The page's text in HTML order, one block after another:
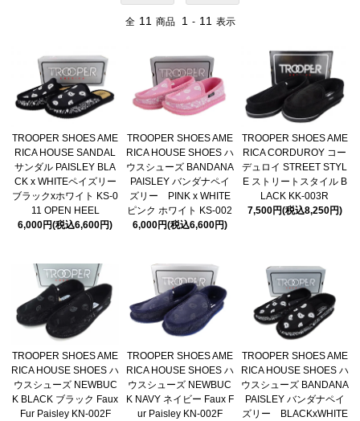
全 11 商品 1 - 11 表示
TROOPER SHOES AME
RICA HOUSE SANDAL
サンダル PAISLEY BLA
CK x WHITEペイズリー
ブラックxホワイト KS-0
11 OPEN HEEL
6,000円(税込6,600円)
TROOPER SHOES AME
RICA HOUSE SHOES ハ
ウスシューズ BANDANA
PAISLEY バンダナペイ
ズリー PINK x WHITE
ピンク ホワイト KS-002
6,000円(税込6,600円)
TROOPER SHOES AME
RICA CORDUROY コー
デュロイ STREET STYL
E ストリートスタイル B
LACK KK-003R
7,500円(税込8,250円)
TROOPER SHOES AME
RICA HOUSE SHOES ハ
ウスシューズ NEWBUC
K BLACK ブラック Faux
Fur Paisley KN-002F
TROOPER SHOES AME
RICA HOUSE SHOES ハ
ウスシューズ NEWBUC
K NAVY ネイビー Faux F
ur Paisley KN-002F
TROOPER SHOES AME
RICA HOUSE SHOES ハ
ウスシューズ BANDANA
PAISLEY バンダナペイ
ズリー BLACKxWHITE